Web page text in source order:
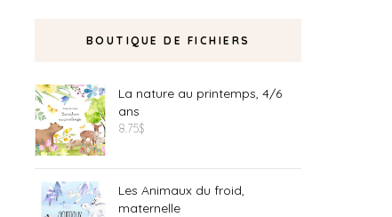
BOUTIQUE DE FICHIERS
La nature au printemps, 4/6
ans
8.75$
Les Animaux du froid,
maternelle